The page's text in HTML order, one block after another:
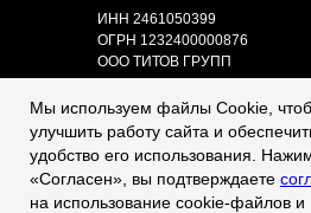
ИНН 2461050399
ОГРН 1232400000876
ООО ТИТОВ ГРУПП
Вся представленная на сайте
исключительно
является публичной офертой,
консультация специалиста.
Мы используем файлы Cookie,
улучшить работу сайта и
удобство его использования.
«Согласен», вы подтверждаете
на использование cookie-файлов и